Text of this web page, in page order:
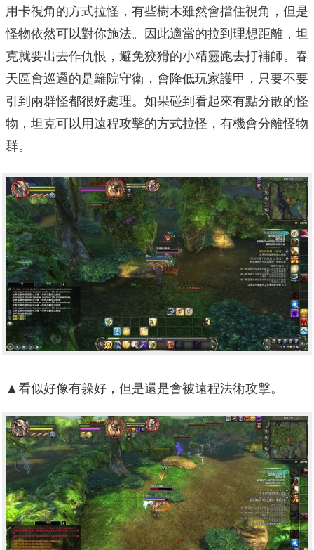
用卡視角的方式拉怪，有些樹木雖然會擋住視角，但是
怪物依然可以對你施法。因此適當的拉到理想距離，坦
克就要出去作仇恨，避免狡猾的小精靈跑去打補師。春
天區會巡邏的是籬院守衛，會降低玩家護甲，只要不要
引到兩群怪都很好處理。如果碰到看起來有點分散的怪
物，坦克可以用遠程攻擊的方式拉怪，有機會分離怪物
群。
▲看似好像有躲好，但是還是會被遠程法術攻擊。